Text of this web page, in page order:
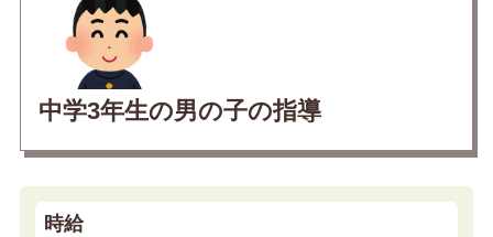
中学3年生の男の子の指導
時給